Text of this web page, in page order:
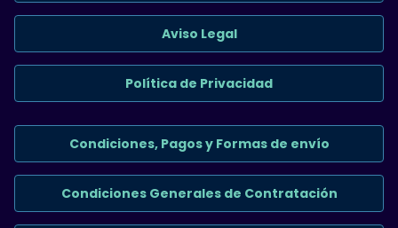
Aviso Legal
Política de Privacidad
Condiciones, Pagos y Formas de envío
Condiciones Generales de Contratación